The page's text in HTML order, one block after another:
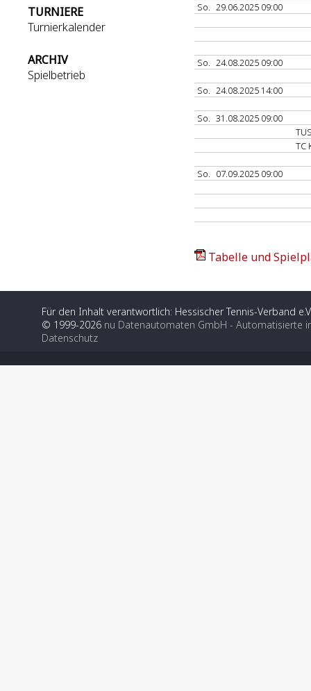
TURNIERE
Turnierkalender
ARCHIV
Spielbetrieb
So. 29.06.2025 09:00
So. 24.08.2025 09:00
So. 24.08.2025 14:00
So. 31.08.2025 09:00
TC
So. 07.09.2025 09:00
Tabelle und
Für den Inhalt verantwortlich: Hessischer Tennis-Verband
© 1999-2026 nu Datenautomaten GmbH - Automatisierte
Datenschutz